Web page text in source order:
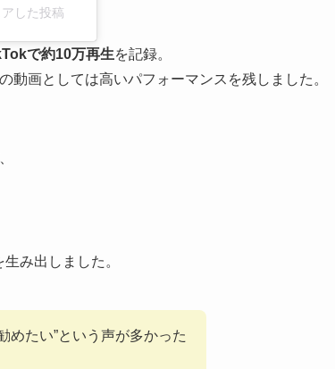
した投稿
で約10万再生を記録。
画としては高いパフォーマンスを残しました。
み出しました。
めたい”という声が多かった